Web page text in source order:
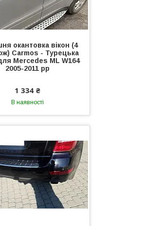
окантовка вікон (4
Carmos - Турецька
Mercedes ML W164
2005-2011 рр
1 334 ₴
В наявності